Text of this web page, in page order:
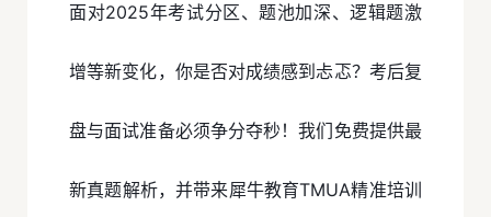
面对2025年考试分区、题池加深、逻辑题激
增等新变化，你是否对成绩感到忐忑？考后复
盘与面试准备必须争分夺秒！我们免费提供最
新真题解析，并带来犀牛教育TMUA精准培训